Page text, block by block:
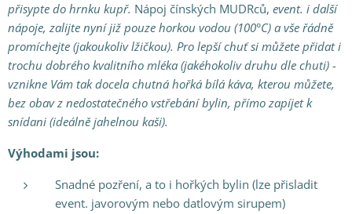
přisypte do hrnku kupř. Nápoj čínských MUDRců, event. i další
nápoje, zalijte nyní již pouze horkou vodou (100°C) a vše řádně
promíchejte (jakoukoliv lžičkou). Pro lepší chuť si můžete přidat i
trochu dobrého kvalitního mléka (jakéhokoliv druhu dle chuti) -
vznikne Vám tak docela chutná hořká bílá káva, kterou můžete,
bez obav z nedostatečného vstřebání bylin, přímo zapíjet k
snídani (ideálně jahelnou kaši).
Výhodami jsou:
Snadné pozření, a to i hořkých bylin (lze přisladit
event. javorovým nebo datlovým sirupem)